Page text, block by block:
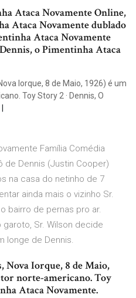
Ataca Novamente Online,
Ataca Novamente dublado
Ataca Novamente
o Pimentinha Ataca
Iorque, 8 de Maio, 1926) é um
Toy Story 2 · Dennis, O
Família Comédia
de Dennis (Justin Cooper)
na casa do netinho de 7
ainda mais o vizinho Sr.
bairro de pernas pro ar.
Sr. Wilson decide
longe de Dennis.
Nova Iorque, 8 de Maio,
norte-americano. Toy
Ataca Novamente.